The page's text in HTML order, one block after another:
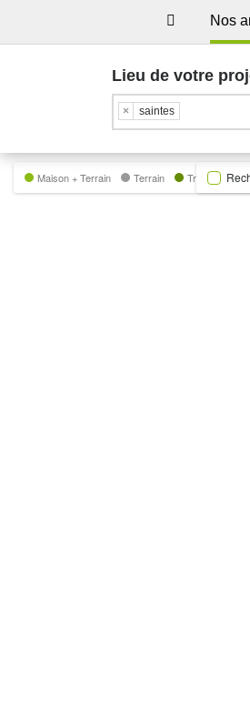
Nos
Lieu de votre
× saintes
Maison + Terrain Terrain Trecobat